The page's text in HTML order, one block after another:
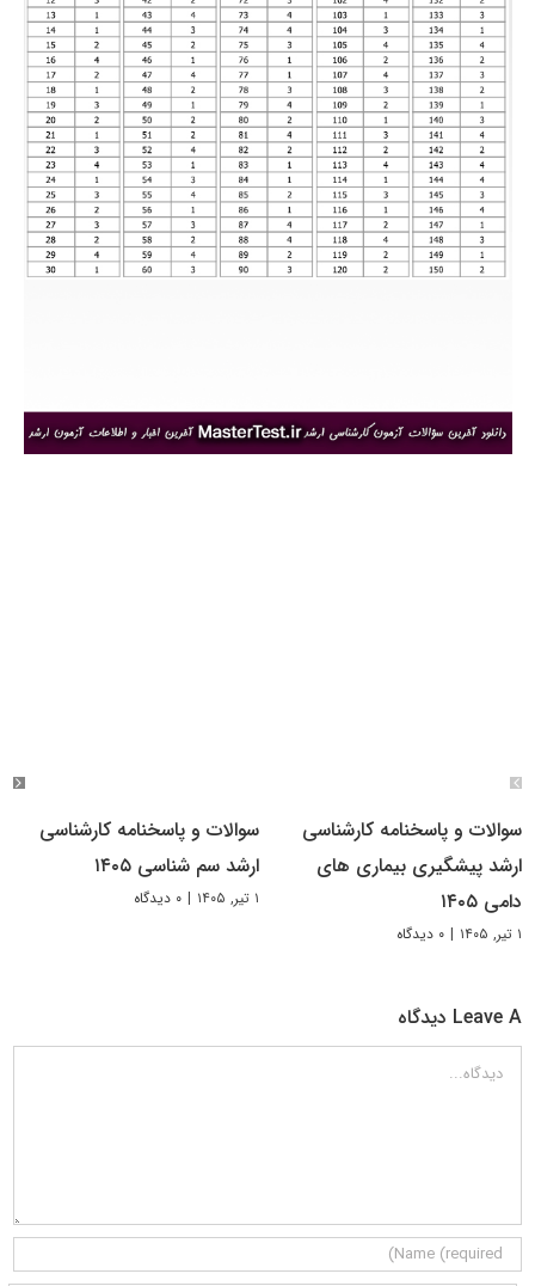
سوالات و پاسخنامه کارشناسی
ارشد پیشگیری بیماری های
دامی ۱۴۰۵
۱ تیر, ۱۴۰۵ | ۰ دیدگاه
سوالات و پاسخنامه کارشناسی
ارشد سم شناسی ۱۴۰۵
۱ تیر, ۱۴۰۵ | ۰ دیدگاه
Leave A دیدگاه
دیدگاه